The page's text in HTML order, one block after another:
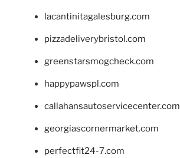
lacantinitagalesburg.com
pizzadeliverybristol.com
greenstarsmogcheck.com
happypawspl.com
callahansautoservicecenter.com
georgiascornermarket.com
perfectfit24-7.com